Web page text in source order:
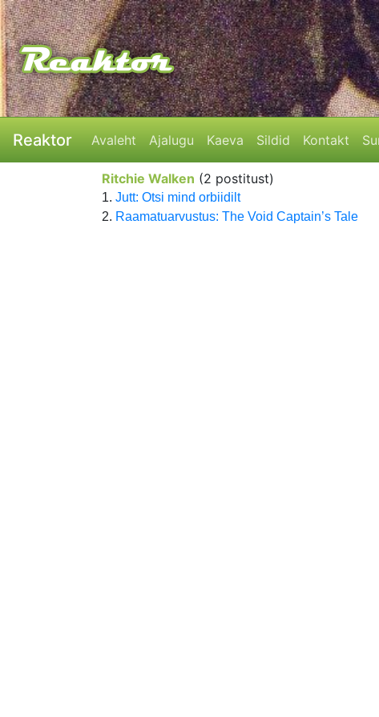
Reaktor Avaleht Ajalugu Kaeva Sildid Kontakt
Ritchie Walken (2 postitust)
1. Jutt: Otsi mind orbiidilt
2. Raamatuarvustus: The Void Captain’s Tale